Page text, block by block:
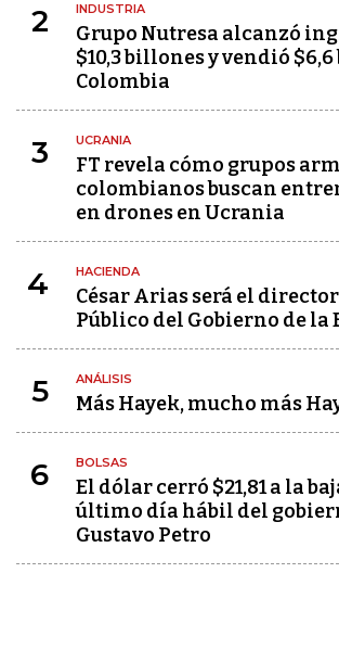
2 INDUSTRIA
Grupo Nutresa alcanzó
$10,3 billones y vendió
Colombia
3 UCRANIA
FT revela cómo grupos
colombianos buscan
en drones en Ucrania
4 HACIENDA
César Arias será el
Público del Gobierno de la
5 ANÁLISIS
Más Hayek, mucho más
6 BOLSAS
El dólar cerró $21,81 a la
último día hábil del
Gustavo Petro